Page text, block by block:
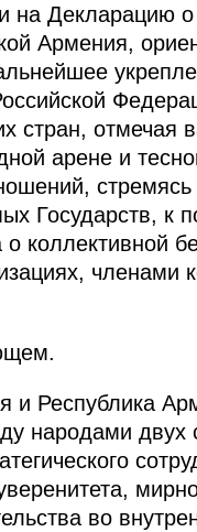
на Декларацию
Армения,
стран, отмечая
арене и
Государств, к
коллективной
членами
и Республика
народами двух
во